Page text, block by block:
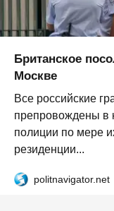
Британское
Москве
Все российские
препровождены в
полиции по мере
резиденции...
politnavigator.net